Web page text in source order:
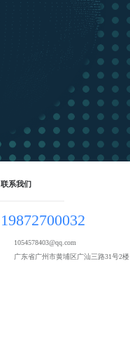
联系我们
19872700032
1054578403@qq.com
广东省广州市黄埔区广汕三路31号2楼